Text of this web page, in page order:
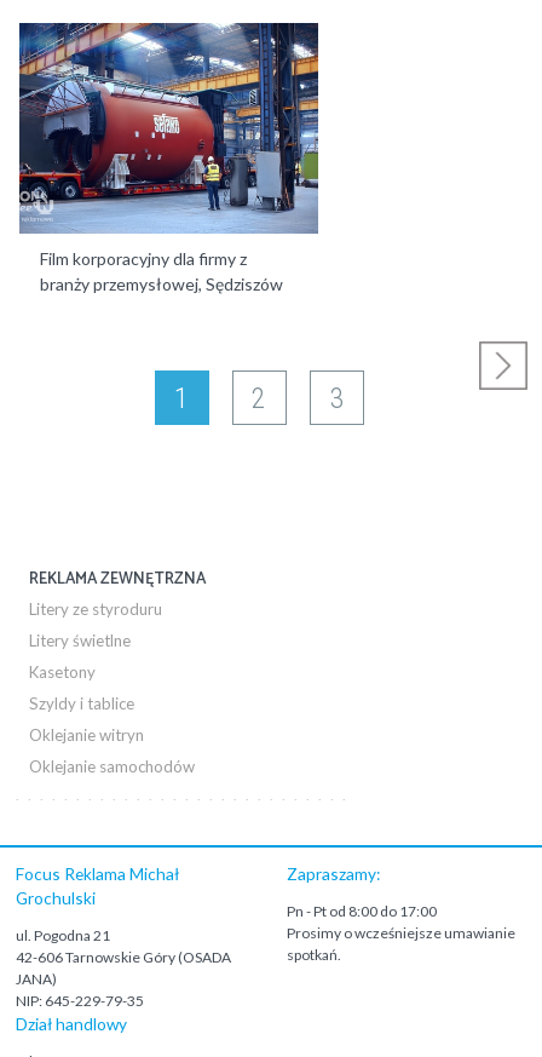
REKLAMA ZEWNĘTRZNA
Litery ze styroduru
Litery świetlne
Kasetony
Szyldy i tablice
Oklejanie witryn
Oklejanie samochodów
Film korporacyjny dla firmy z
branży przemysłowej, Sędziszów
1 2 3
Focus Reklama Michał
Grochulski
ul. Pogodna 21
42-606 Tarnowskie Góry (OSADA
JANA)
NIP: 645-229-79-35
Zapraszamy:
Pn - Pt od 8:00 do 17:00
Prosimy o wcześniejsze umawianie
spotkań.
Dział handlowy